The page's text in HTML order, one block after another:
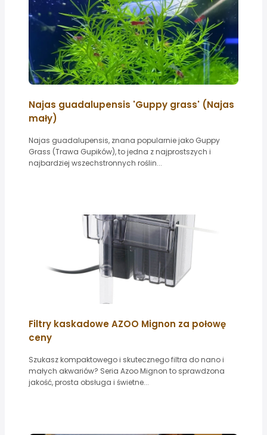
Najas guadalupensis 'Guppy grass' (Najas
mały)
Najas guadalupensis, znana popularnie jako Guppy
Grass (Trawa Gupików), to jedna z najprostszych i
najbardziej wszechstronnych roślin...
Filtry kaskadowe AZOO Mignon za połowę
ceny
Szukasz kompaktowego i skutecznego filtra do nano i
małych akwariów? Seria Azoo Mignon to sprawdzona
jakość, prosta obsługa i świetne...